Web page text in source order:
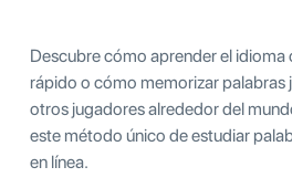
Descubre cómo aprender el idioma
rápido o cómo memorizar palabras
otros jugadores alrededor del
este método único de estudiar
en línea.